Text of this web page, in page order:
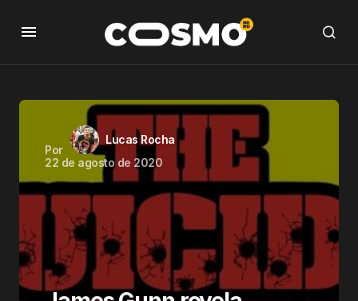
Por
Lucas Rocha
22 de agosto de 2020